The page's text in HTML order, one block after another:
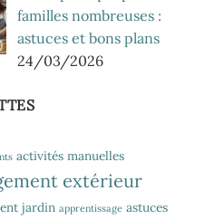
familles nombreuses :
astuces et bons plans
24/03/2026
activités manuelles
extérieur
jardin apprentissage astuces